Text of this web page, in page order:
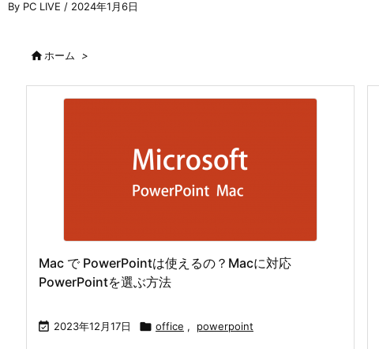
By PC LIVE / 2024年1月6日
ホーム >
Mac で PowerPointは使えるの？Macに対応
PowerPointを選ぶ方法
 2023年12月17日  office , powerpoint